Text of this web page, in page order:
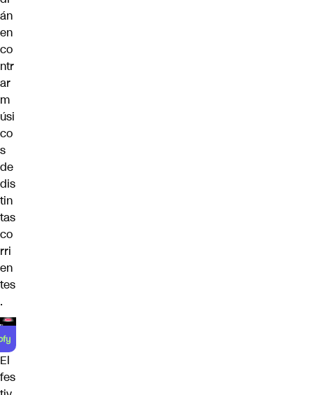
án
en
co
ntr
ar
m
úsi
co
s
de
dis
tin
tas
co
rri
en
tes
.
El
fes